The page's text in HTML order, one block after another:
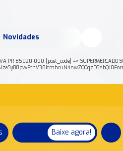
Novidades
PR 85020-000 [post_code] =>
Baixe agora!